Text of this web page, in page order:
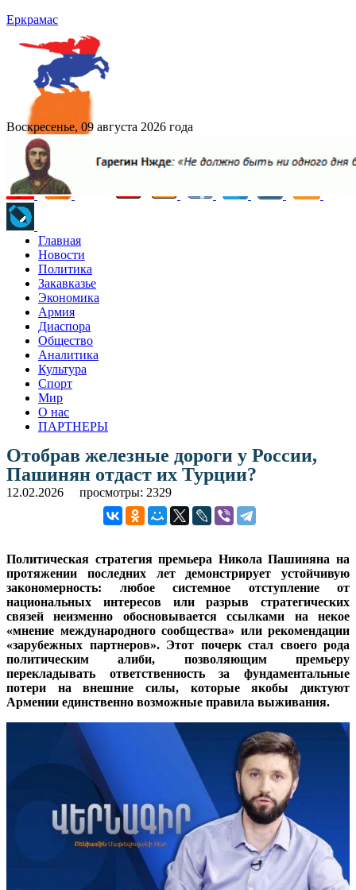
Еркрамас
Воскресенье, 09 августа 2026 года
Главная
Новости
Политика
Закавказье
Экономика
Армия
Диаспора
Общество
Аналитика
Культура
Спорт
Мир
О нас
ПАРТНЕРЫ
Отобрав железные дороги у России,
Пашинян отдаст их Турции?
12.02.2026 просмотры: 2329
Политическая стратегия премьера Никола Пашиняна на
протяжении последних лет демонстрирует устойчивую
закономерность: любое системное отступление от
национальных интересов или разрыв стратегических
связей неизменно обосновывается ссылками на некое
«мнение международного сообщества» или рекомендации
«зарубежных партнеров». Этот почерк стал своего рода
политическим алиби, позволяющим премьеру
перекладывать ответственность за фундаментальные
потери на внешние силы, которые якобы диктуют
Армении единственно возможные правила выживания.